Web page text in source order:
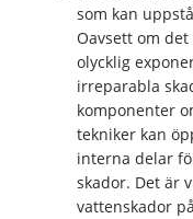
som kan
Oavsett om
olycklig
irreparabla
komponenter
tekniker kan
interna delar
skador. Det är
vattenskador